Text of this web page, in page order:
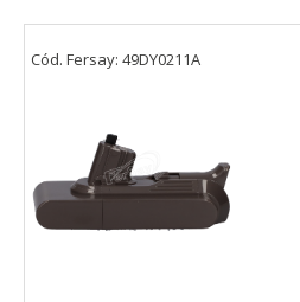
Cód. Fersay: 49DY0211A